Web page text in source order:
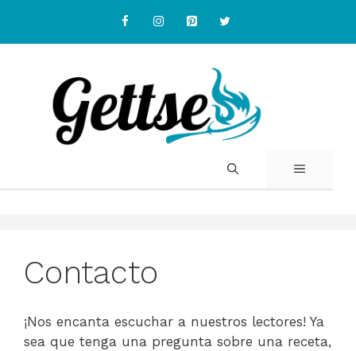
content
MENU
Contacto
¡Nos encanta escuchar a nuestros lectores! Ya
sea que tenga una pregunta sobre una receta,